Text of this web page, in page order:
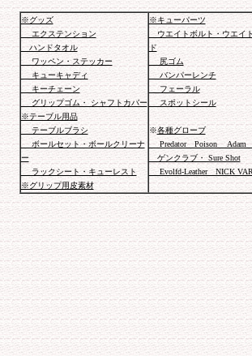
※グッズ
エクステンション
ハンドタオル
ワッペン・ステッカー
キューキャディ
キーチェーン
グリップゴム・ シャフトカバー
※テーブル用品
テーブルブラシ
ボールセット・ボールクリーナ
ー
ラックシート・キューレスト
※グリップ用皮素材
※キューパーツ
ウエイトボルト・ウエイ
ド
尻ゴム
バンパーレンチ
フェーラル
スポットシール
※各種グローブ
Predator Poison Adam
ゲンクラブ・ Sure Shot
Evolfd-Leather NICK